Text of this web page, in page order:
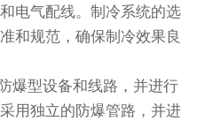
电气配线。制冷系统的选
和规范，确保制冷效果良
型设备和线路，并进行
用独立的防爆管路，并进